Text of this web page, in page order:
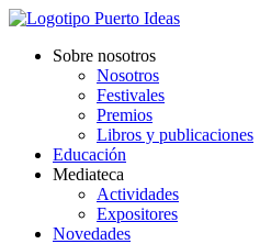
Sobre nosotros
Nosotros
Festivales
Premios
Libros y publicaciones
Educación
Mediateca
Actividades
Expositores
Novedades